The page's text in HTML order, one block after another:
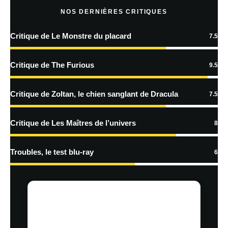
plus sur la façon dont les données de vos commentaires sont
NOS DERNIÈRES CRITIQUES
Critique de Le Monstre du placard 7.5
Critique de The Furious 9.5
Critique de Zoltan, le chien sanglant de Dracula 7.5
Critique de Les Maîtres de l’univers 8
Troubles, le test blu-ray 6